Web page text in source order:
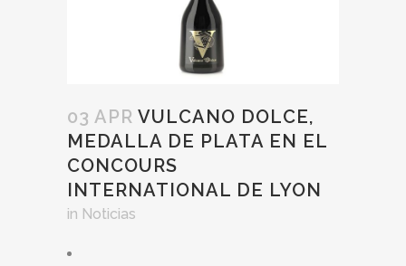
03 APR VULCANO DOLCE,
MEDALLA DE PLATA EN EL
CONCOURS
INTERNATIONAL DE LYON
in Noticias